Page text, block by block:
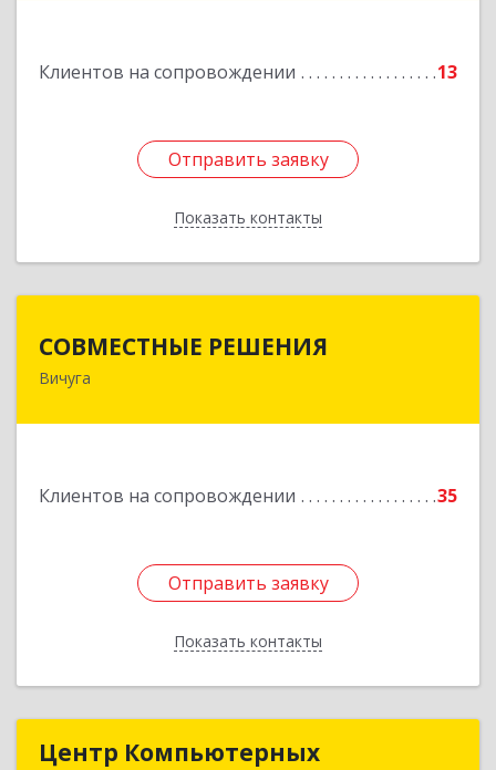
Клиентов на сопровождении 13
Отправить заявку
Показать контакты
Отправить заявку
Назад
СОВМЕСТНЫЕ РЕШЕНИЯ
Вичуга
Клиентов на сопровождении 35
Отправить заявку
Показать контакты
155331, Ивановская обл, Вичугский р-н, Вичуга
Отправить заявку
Назад
Центр Компьютерных
Центр Компьютерных